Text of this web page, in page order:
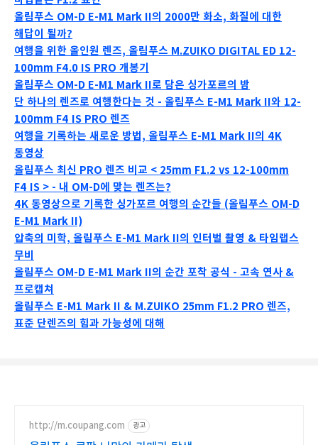
올림푸스 OM-D E-M1 Mark II의 2000만 화소, 화질에 대한
해답이 될까?
여행을 위한 올인원 렌즈, 올림푸스 M.ZUIKO DIGITAL ED 12-
100mm F4.0 IS PRO 개봉기
올림푸스 OM-D E-M1 Mark II로 담은 싱가포르의 밤
단 하나의 렌즈로 여행한다는 것 - 올림푸스 E-M1 Mark II와 12-
100mm F4 IS PRO 렌즈
여행을 기록하는 새로운 방법, 올림푸스 E-M1 Mark II의 4K
동영상
올림푸스 최신 PRO 렌즈 비교 < 25mm F1.2 vs 12-100mm
F4 IS > - 내 OM-D에 맞는 렌즈는?
4K 동영상으로 기록한 싱가포르 여행의 순간들 (올림푸스 OM-D
E-M1 Mark II)
압축의 미학, 올림푸스 E-M1 Mark II의 인터벌 촬영 & 타임랩스
무비
올림푸스 OM-D E-M1 Mark II의 순간 포착 공식 - 고속 연사 &
프로캡쳐
올림푸스 E-M1 Mark II & M.ZUIKO 25mm F1.2 PRO 렌즈,
표준 단렌즈의 힘과 가능성에 대해
http://m.coupang.com 광고